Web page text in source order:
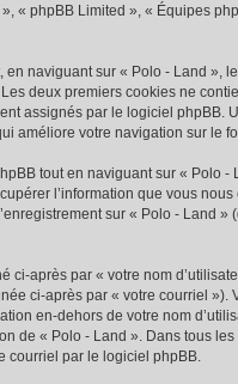
« phpBB Limited », « Équipes
naviguant sur « Polo - Land
deux premiers cookies ne
assignés par le logiciel
améliore votre navigation sur le
tout en naviguant sur «
l’information que vous
sur « Polo - Land
après par « votre nom
ci-après par « votre courriel
en-dehors de votre nom
de « Polo - Land ». Dans tous
courriel par le logiciel phpBB.